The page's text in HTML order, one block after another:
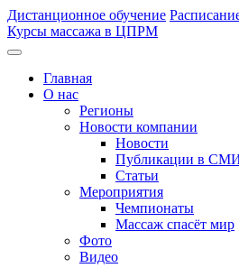
Дистанционное обучение
Курсы массажа в ЦПРМ
Главная
О нас
Регионы
Новости компании
Новости
Публикации в
Статьи
Мероприятия
Чемпионаты
Массаж спасёт мир
Фото
Видео